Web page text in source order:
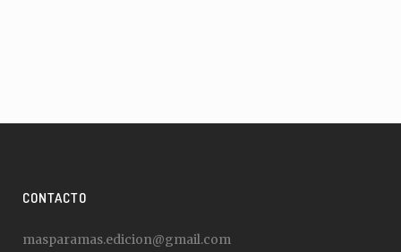
CONTACTO
masparamas.edicion@gmail.com